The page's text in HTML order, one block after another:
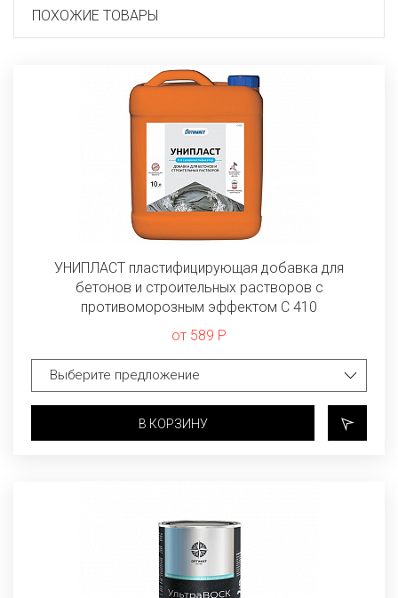
ПОХОЖИЕ ТОВАРЫ
УНИПЛАСТ пластифицирующая добавка для
бетонов и строительных растворов с
противоморозным эффектом C 410
от 589 Р
В КОРЗИНУ